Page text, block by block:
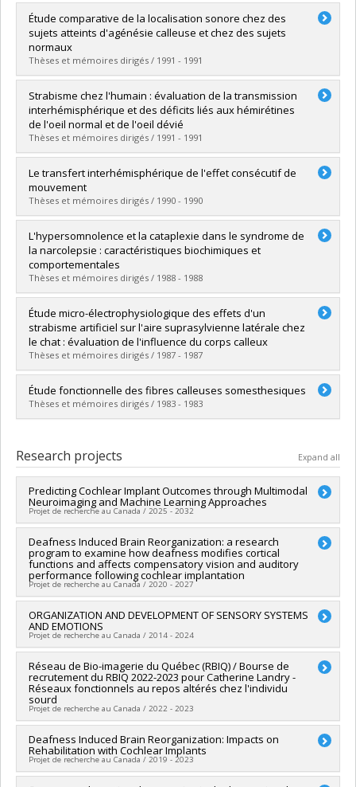
Graduate :Veillette, Nathalie
Cycle : Master's
Grade :M. Sc.
Lien vers le document dans Papyrus
Étude comparative de la localisation sonore chez des
sujets atteints d'agénésie calleuse et chez des sujets
normaux
Thèses et mémoires dirigés / 1991 - 1991
Graduate :Miljours, Sylvain
Cycle :Master's
Grade : M. Sc.
Lien vers le document dans Papyrus
Strabisme chez l'humain : évaluation de la transmission
interhémisphérique et des déficits liés aux hémirétines
de l'oeil normal et de l'oeil dévié
Thèses et mémoires dirigés / 1991 - 1991
Graduate :Roy, Marie-Sylvie
Cycle :Doctoral
Grade :Ph. D.
Lien vers le document dans Papyrus
Le transfert interhémisphérique de l'effet consécutif de
mouvement
Thèses et mémoires dirigés / 1990 - 1990
Graduate :Pelchat, Gary
Cycle :Master's
Grade :M. Ps.
Lien vers le document dans Papyrus
L'hypersomnolence et la cataplexie dans le syndrome de
la narcolepsie : caractéristiques biochimiques et
comportementales
Thèses et mémoires dirigés / 1988 - 1988
Graduate :Godbout, Roger
Cycle :Doctoral
Grade : Ph. D.
Lien vers le document dans Papyrus
Étude micro-électrophysiologique des effets d'un
strabisme artificiel sur l'aire suprasylvienne latérale chez
le chat : évaluation de l'influence du corps calleux
Thèses et mémoires dirigés / 1987 - 1987
Graduate :Bédard, Stuart P.
Cycle : Doctoral
Grade :Ph. D.
Étude fonctionnelle des fibres calleuses somesthesiques
Thèses et mémoires dirigés / 1983 - 1983
Cycle :Master's
Grade :M. Sc.
Lien vers le document dans Papyrus
Research projects Expand all
Predicting Cochlear Implant Outcomes through Multimodal
Neuroimaging and Machine Learning Approaches
Projet de recherche au Canada / 2025 - 2032
Lead researcher :Franco Lepore
Co-researchers :Shahab Bakhtiari,Anthony G Zeitouni
Funding sources:IRSC/Instituts de recherche en santé du
Canada
Grant programs:PVXXXXXX-(PJT) Subvention Projet
Deafness Induced Brain Reorganization: a research
program to examine how deafness modifies cortical
functions and affects compensatory vision and auditory
performance following cochlear implantation
Projet de recherche au Canada / 2020 - 2027
Lead researcher :Franco Lepore
Co-researchers :
Anthony G Zeitouni
Funding sources:
Grant programs:PVXXXXXX-(PJT) Subvention Projet
ORGANIZATION AND DEVELOPMENT OF SENSORY SYSTEMS
AND EMOTIONS
Projet de recherche au Canada / 2014 - 2024
Lead researcher : Franco Lepore
Funding sources:CRSNG/Conseil de recherches en sciences
naturelles et génie du Canada (CRSNG)
Grant programs:PVX20965-(RGP) Programme de subvention à
la découverte individuelle ou de groupe
Réseau de Bio-imagerie du Québec (RBIQ) / Bourse de
recrutement du RBIQ 2022-2023 pour Catherine Landry -
Réseaux fonctionnels au repos altérés chez l'individu
sourd
Projet de recherche au Canada / 2022 - 2023
Lead researcher :Martin Lepage
Co-researchers :Franco Lepore
Funding sources:
Deafness Induced Brain Reorganization: Impacts on
Rehabilitation with Cochlear Implants
Projet de recherche au Canada / 2019 - 2023